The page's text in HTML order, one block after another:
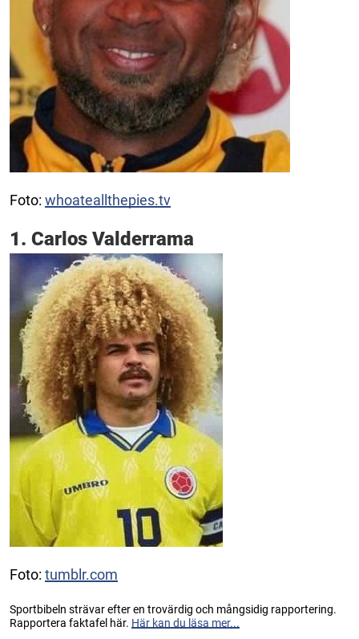
Foto: whoateallthepies.tv
1. Carlos Valderrama
Foto: tumblr.com
Sportbibeln strävar efter en trovärdig och mångsidig rapportering.
Rapportera faktafel här. Här kan du läsa mer...